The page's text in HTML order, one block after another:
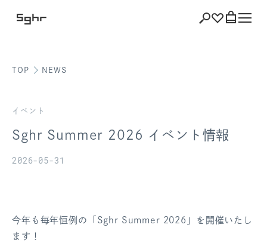
ショッピング
ポイント
TOP NEWS
イベント
Sghr Summer 2026 イベント情報
2026-05-31
今年も毎年恒例の「Sghr Summer 2026」を開催いたし
ます！